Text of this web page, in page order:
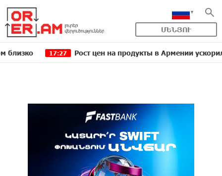
ՄԵՆՅՈՒ
17:27 Рост цен на продукты в Армении ускорился до